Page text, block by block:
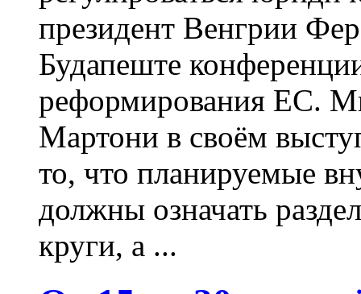
президент Венгрии
Будапеште
реформирования ЕС.
Мартони в своём
то, что планируемые
должны означать
круги, а ...